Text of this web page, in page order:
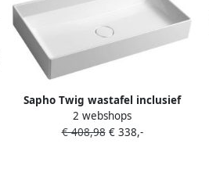
Sapho Twig wastafel inclusief
afvoerdeksel 80x47cm gekweekt
marmer wit
2 webshops
€ 408,98€ 338,-